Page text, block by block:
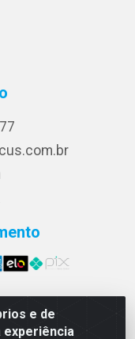
e de
Eslovaca, 1121